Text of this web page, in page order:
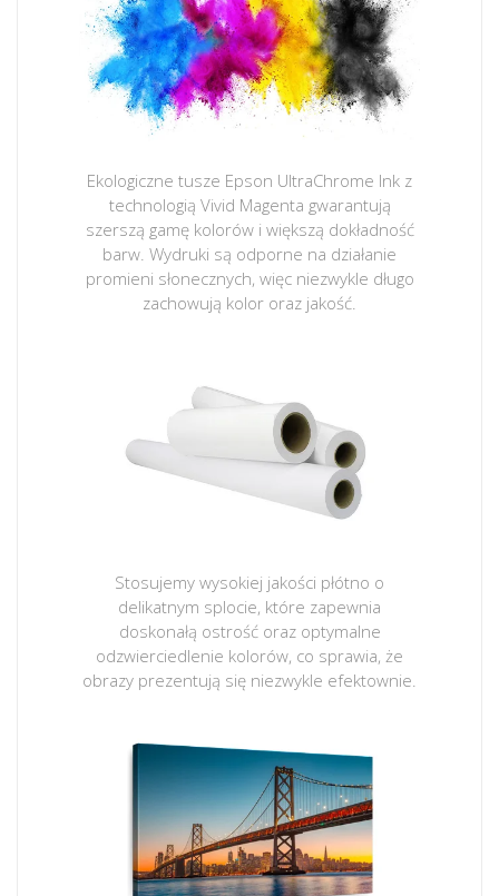
Ekologiczne tusze Epson UltraChrome Ink z
technologią Vivid Magenta gwarantują
szerszą gamę kolorów i większą dokładność
barw. Wydruki są odporne na działanie
promieni słonecznych, więc niezwykle długo
zachowują kolor oraz jakość.
Stosujemy wysokiej jakości płótno o
delikatnym splocie, które zapewnia
doskonałą ostrość oraz optymalne
odzwierciedlenie kolorów, co sprawia, że
obrazy prezentują się niezwykle efektownie.